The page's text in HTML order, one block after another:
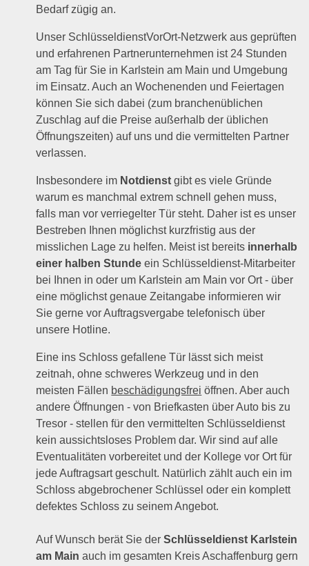
Bedarf zügig an.
Unser SchlüsseldienstVorOrt-Netzwerk aus geprüften
und erfahrenen Partnerunternehmen ist 24 Stunden
am Tag für Sie in Karlstein am Main und Umgebung
im Einsatz. Auch an Wochenenden und Feiertagen
können Sie sich dabei (zum branchenüblichen
Zuschlag auf die Preise außerhalb der üblichen
Öffnungszeiten) auf uns und die vermittelten Partner
verlassen.
Insbesondere im Notdienst gibt es viele Gründe
warum es manchmal extrem schnell gehen muss,
falls man vor verriegelter Tür steht. Daher ist es unser
Bestreben Ihnen möglichst kurzfristig aus der
misslichen Lage zu helfen. Meist ist bereits innerhalb
einer halben Stunde ein Schlüsseldienst-Mitarbeiter
bei Ihnen in oder um Karlstein am Main vor Ort - über
eine möglichst genaue Zeitangabe informieren wir
Sie gerne vor Auftragsvergabe telefonisch über
unsere Hotline.
Eine ins Schloss gefallene Tür lässt sich meist
zeitnah, ohne schweres Werkzeug und in den
meisten Fällen beschädigungsfrei öffnen. Aber auch
andere Öffnungen - von Briefkasten über Auto bis zu
Tresor - stellen für den vermittelten Schlüsseldienst
kein aussichtsloses Problem dar. Wir sind auf alle
Eventualitäten vorbereitet und der Kollege vor Ort für
jede Auftragsart geschult. Natürlich zählt auch ein im
Schloss abgebrochener Schlüssel oder ein komplett
defektes Schloss zu seinem Angebot.
Auf Wunsch berät Sie derSchlüsseldienst Karlstein
am Main auch im gesamten Kreis Aschaffenburg gern